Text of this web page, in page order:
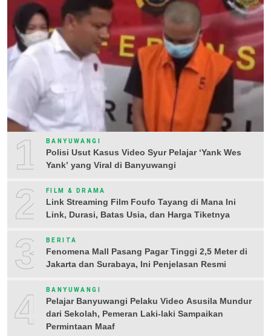
1 BANYUWANGI
Polisi Usut Kasus Video Syur Pelajar ‘Yank Wes
Yank’ yang Viral di Banyuwangi
2 FILM & DRAMA
Link Streaming Film Foufo Tayang di Mana Ini
Link, Durasi, Batas Usia, dan Harga Tiketnya
3 BERITA
Fenomena Mall Pasang Pagar Tinggi 2,5 Meter di
Jakarta dan Surabaya, Ini Penjelasan Resmi
4 BANYUWANGI
Pelajar Banyuwangi Pelaku Video Asusila Mundur
dari Sekolah, Pemeran Laki-laki Sampaikan
Permintaan Maaf